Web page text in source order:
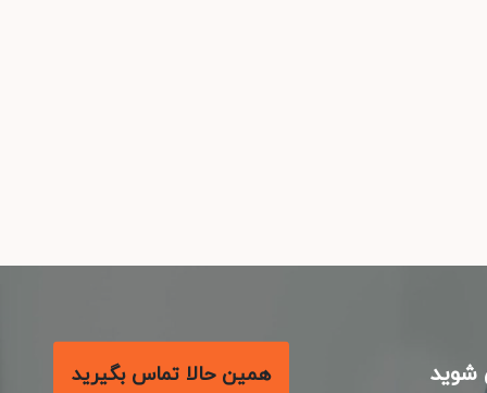
همین حالا تماس بگیرید